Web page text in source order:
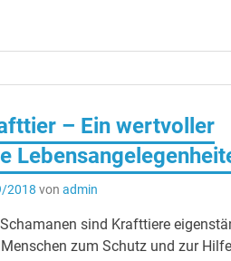
– Ein wertvoller
2018 vonadmin
sind Krafttiere
zum Schutz und zur